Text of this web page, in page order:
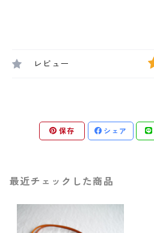
レビュー
保存 シェア
最近チェックした商品